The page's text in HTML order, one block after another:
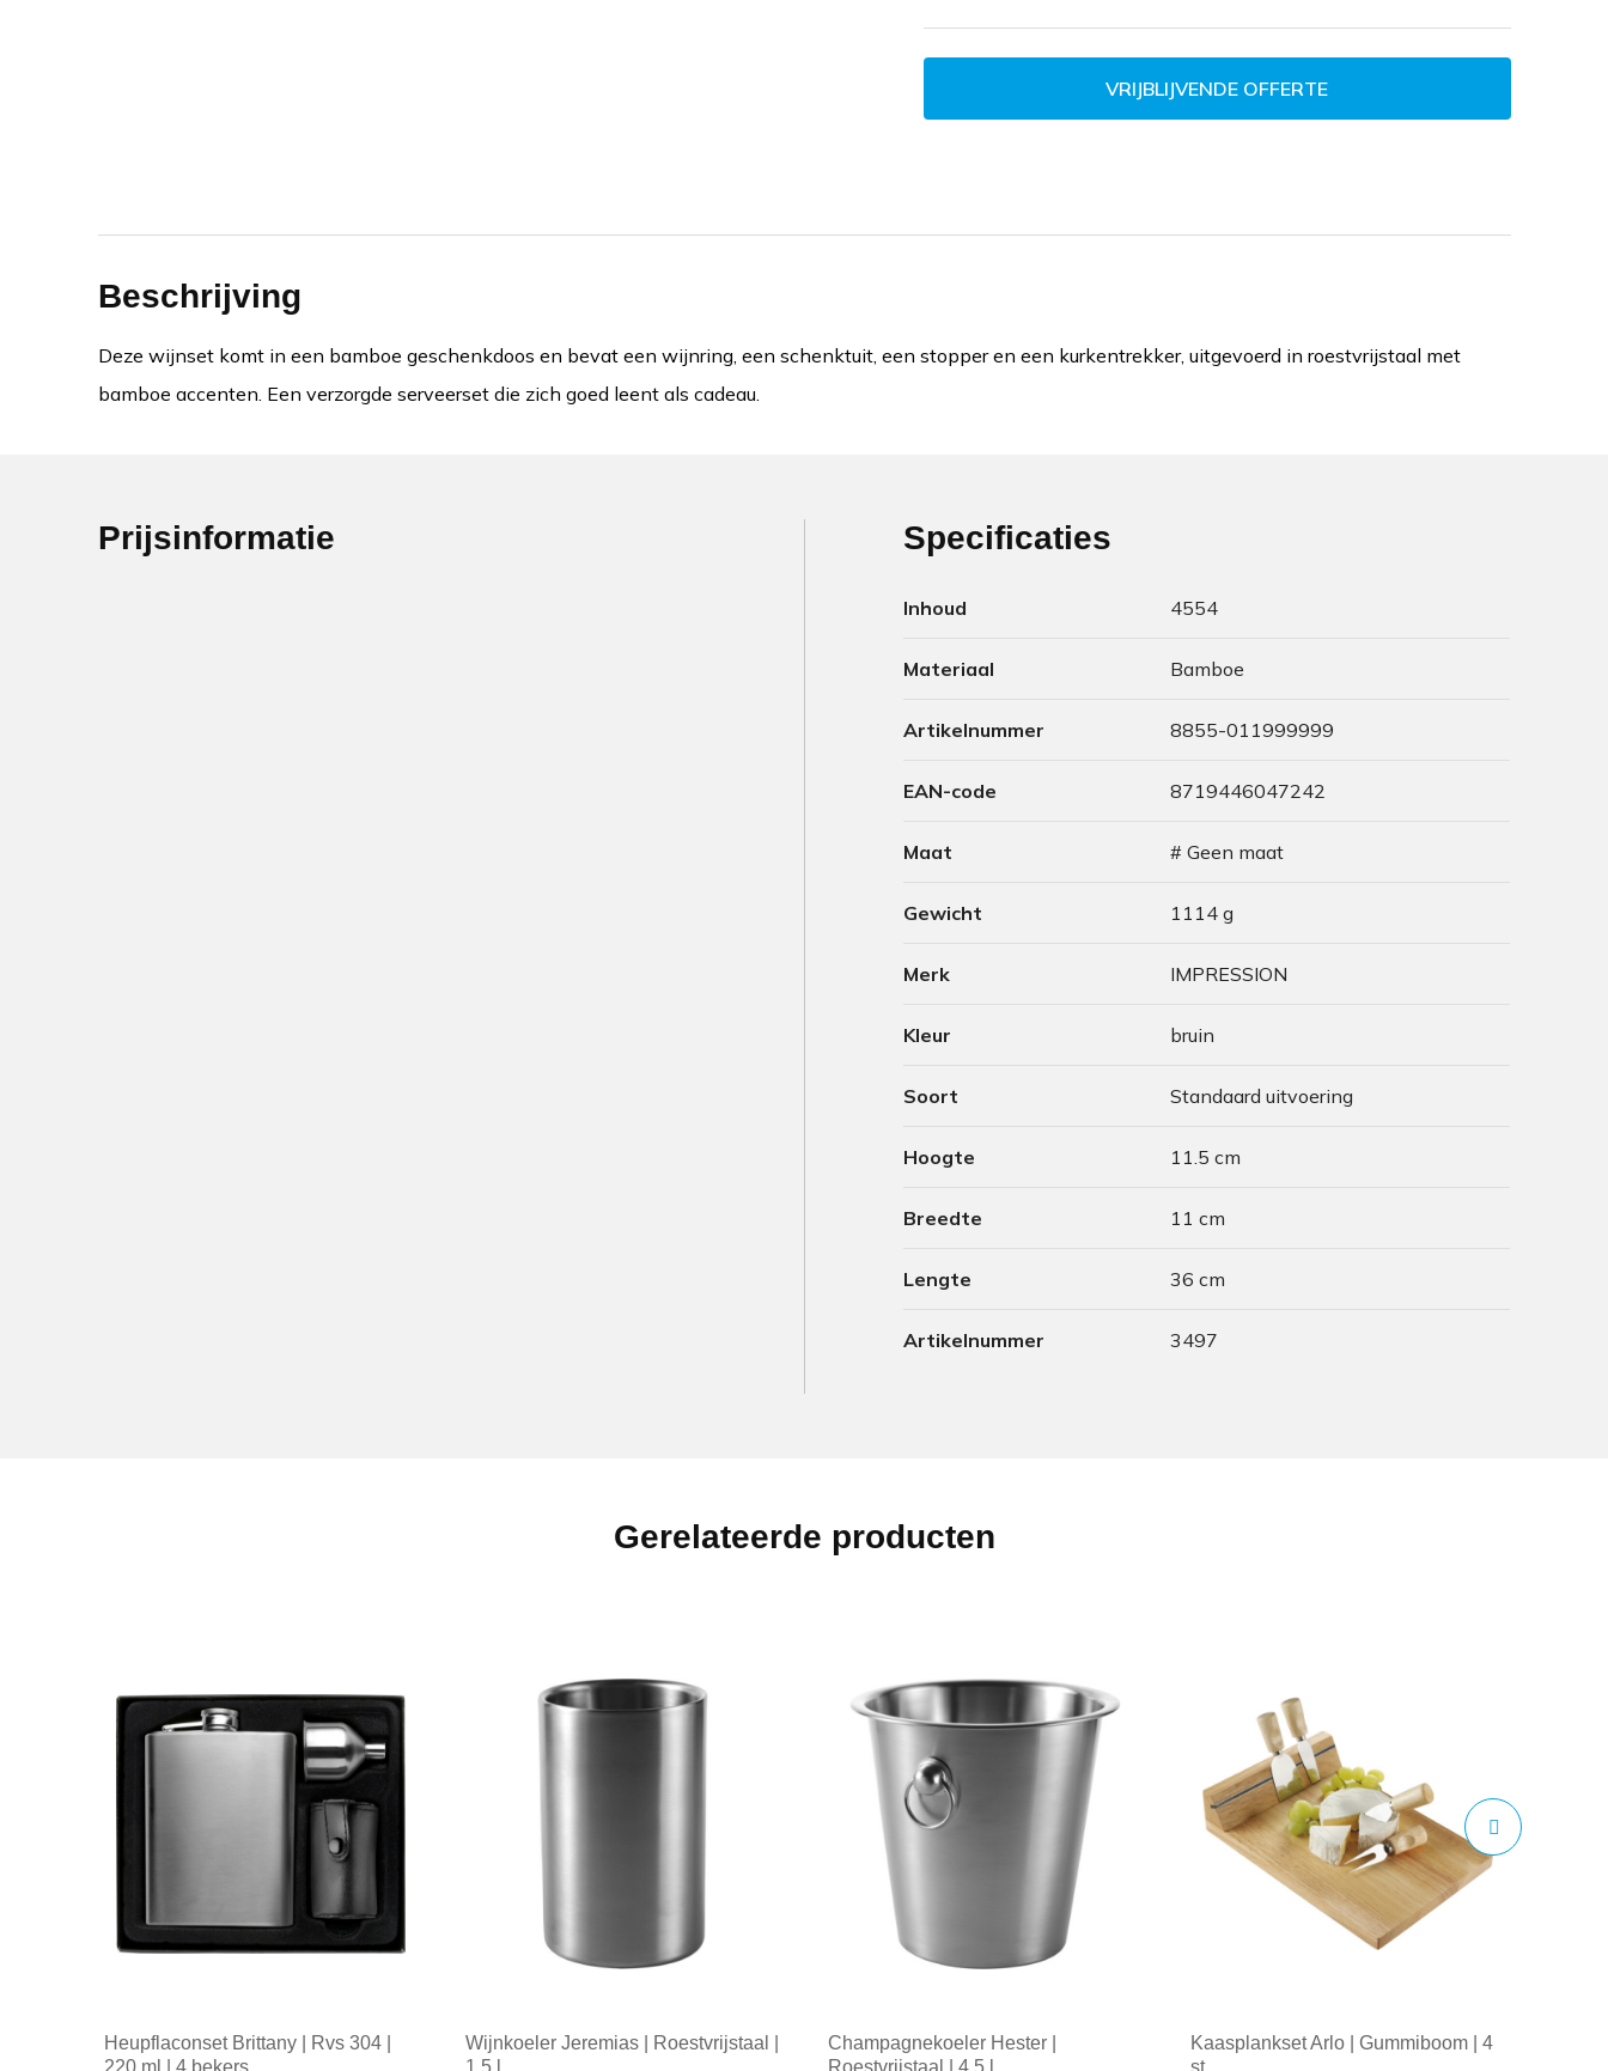
VRIJBLIJVENDE OFFERTE
Beschrijving
Deze wijnset komt in een bamboe geschenkdoos en bevat een wijnring, een schenktuit, een stopper en een kurkentrekker, uitgevoerd in roestvrijstaal met
bamboe accenten. Een verzorgde serveerset die zich goed leent als cadeau.
Prijsinformatie Specificaties
Inhoud 4554
Materiaal Bamboe
Artikelnummer 8855-011999999
EAN-code 8719446047242
Maat # Geen maat
Gewicht 1114 g
Merk IMPRESSION
Kleur bruin
Soort Standaard uitvoering
Hoogte 11.5 cm
Breedte 11 cm
Lengte 36 cm
Artikelnummer 3497
Gerelateerde producten
Heupflaconset Brittany | Rvs 304 |
220 ml | 4 bekers
Wijnkoeler Jeremias | Roestvrijstaal |
1,5 l
Champagnekoeler Hester |
Roestvrijstaal | 4,5 l
Kaasplankset Arlo | Gummiboom | 4
st